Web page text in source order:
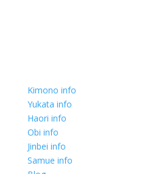
Kimono info
Yukata info
Haori info
Obi info
Jinbei info
Samue info